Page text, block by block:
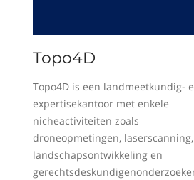
Topo4D
Topo4D is een landmeetkundig-
expertisekantoor met enkele
nicheactiviteiten zoals
droneopmetingen, laserscanning,
landschapsontwikkeling en